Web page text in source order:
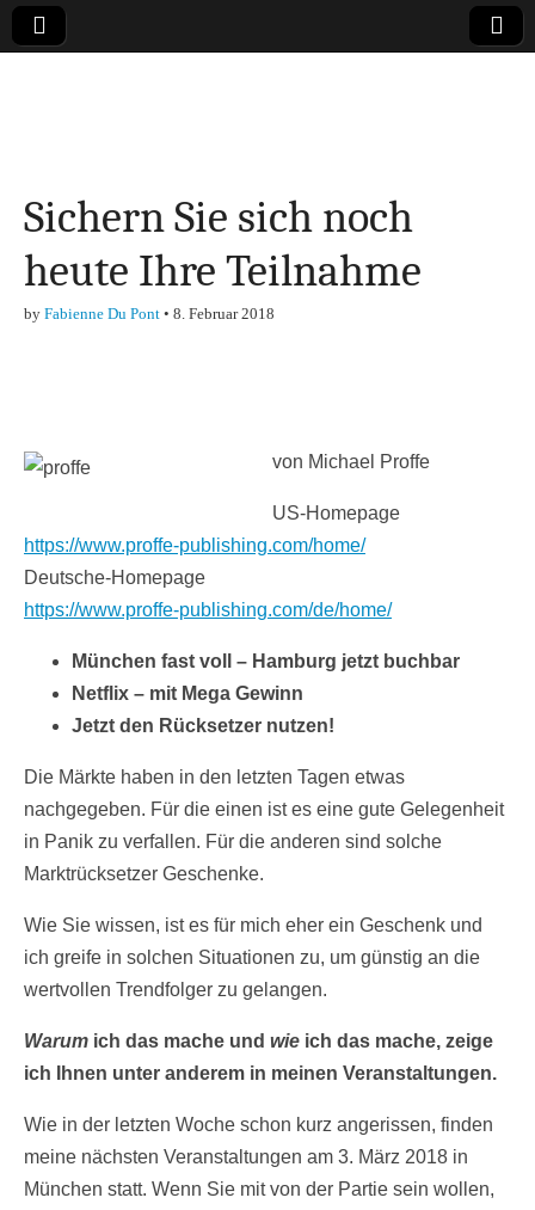
Finanzen,
Marketing-, Vertrieb-
Sichern Sie sich noch
heute Ihre Teilnahme
by Fabienne Du Pont • 8. Februar 2018
von Michael Proffe
US-Homepage
https://www.proffe-publishing.com/home/
Deutsche-Homepage
https://www.proffe-publishing.com/de/home/
München fast voll – Hamburg jetzt buchbar
Netflix – mit Mega Gewinn
Jetzt den Rücksetzer nutzen!
Die Märkte haben in den letzten Tagen etwas
nachgegeben. Für die einen ist es eine gute Gelegenheit
in Panik zu verfallen. Für die anderen sind solche
Marktrücksetzer Geschenke.
Wie Sie wissen, ist es für mich eher ein Geschenk und
ich greife in solchen Situationen zu, um günstig an die
wertvollen Trendfolger zu gelangen.
Warum ich das mache und wie ich das mache, zeige
ich Ihnen unter anderem in meinen Veranstaltungen.
Wie in der letzten Woche schon kurz angerissen, finden
meine nächsten Veranstaltungen am 3. März 2018 in
München statt. Wenn Sie mit von der Partie sein wollen,